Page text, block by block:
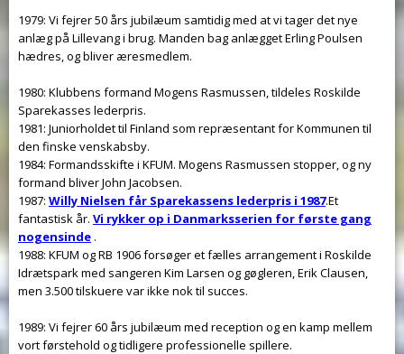
1979: Vi fejrer 50 års jubilæum samtidig med at vi tager det nye
anlæg på Lillevang i brug. Manden bag anlægget Erling Poulsen
hædres, og bliver æresmedlem.
1980: Klubbens formand Mogens Rasmussen, tildeles Roskilde
Sparekasses lederpris.
1981: Juniorholdet til Finland som repræsentant for Kommunen til
den finske venskabsby.
1984: Formandsskifte i KFUM. Mogens Rasmussen stopper, og ny
formand bliver John Jacobsen.
1987: Willy Nielsen får Sparekassens lederpris i 1987.Et
fantastisk år. Vi rykker op i Danmarksserien for første gang
nogensinde .
1988: KFUM og RB 1906 forsøger et fælles arrangement i Roskilde
Idrætspark med sangeren Kim Larsen og gøgleren, Erik Clausen,
men 3.500 tilskuere var ikke nok til succes.
1989: Vi fejrer 60 års jubilæum med reception og en kamp mellem
vort førstehold og tidligere professionelle spillere.